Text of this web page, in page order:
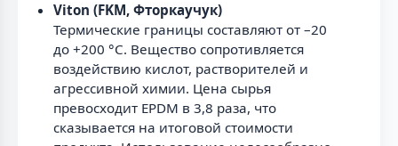
Viton (FKM, Фторкаучук)
Термические границы составляют от –20
до +200 °С. Вещество сопротивляется
воздействию кислот, растворителей и
агрессивной химии. Цена сырья
превосходит EPDM в 3,8 раза, что
сказывается на итоговой стоимости